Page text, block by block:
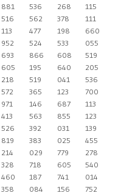
881 536 268
115
516 562 378
111
113 477 198
660
952 524 533
055
693 866 608
519
605 195 640
205
218 519 041
536
572 365 123
700
971 146 687
113
413 563 855
123
526 392 031
139
819 383 025
455
214 029 779
278
328 718 605
540
460 187 741
014
358 084 156
752